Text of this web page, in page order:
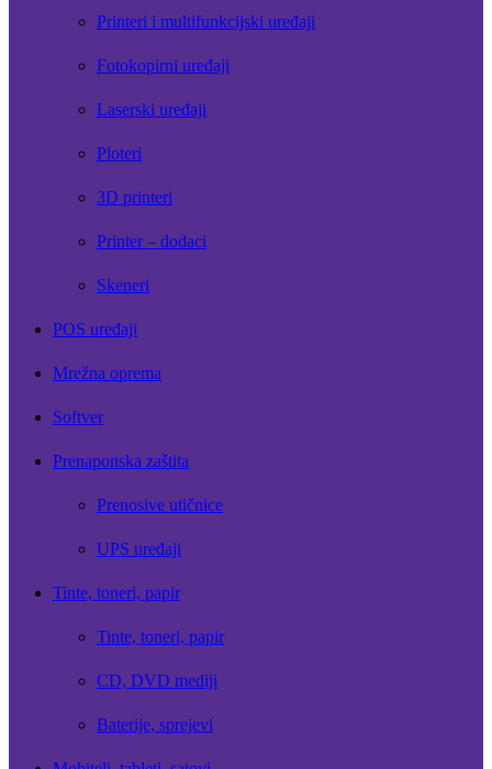
Printeri i multifunkcijski uređaji
Fotokopirni uređaji
Laserski uređaji
Ploteri
3D printeri
Printer – dodaci
Skeneri
POS uređaji
Mrežna oprema
Softver
Prenaponska zaštita
Prenosive utičnice
UPS uređaji
Tinte, toneri, papir
Tinte, toneri, papir
CD, DVD mediji
Baterije, sprejevi